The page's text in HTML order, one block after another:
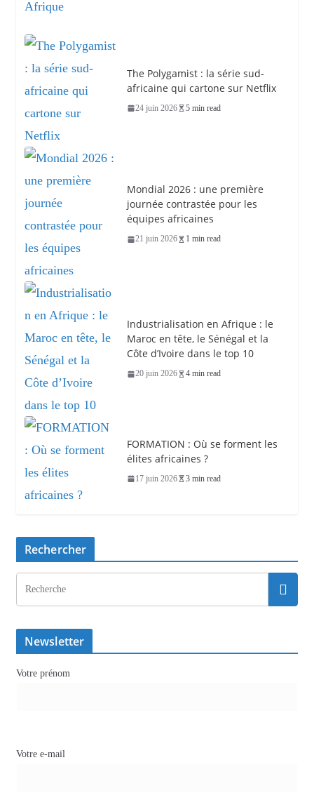
The Polygamist : la série sud-
africaine qui cartone sur Netflix
24 juin 2026 5 min read
Mondial 2026 : une première
journée contrastée pour les
équipes africaines
21 juin 2026 1 min read
Industrialisation en Afrique : le
Maroc en tête, le Sénégal et la
Côte d’Ivoire dans le top 10
20 juin 2026 4 min read
FORMATION : Où se forment les
élites africaines ?
17 juin 2026 3 min read
Rechercher
Newsletter
Votre prénom
Votre e-mail